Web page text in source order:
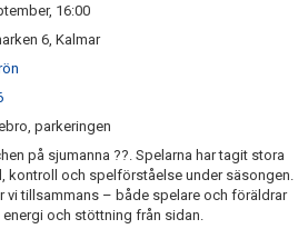
16:00
6, Kalmar
parkeringen
på sjumanna ??. Spelarna har tagit stora
kontroll och spelförståelse under säsongen.
vi tillsammans – både spelare och föräldrar
energi och stöttning från sidan.